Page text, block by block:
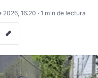
2026, 16:20 · 1 min de lectura